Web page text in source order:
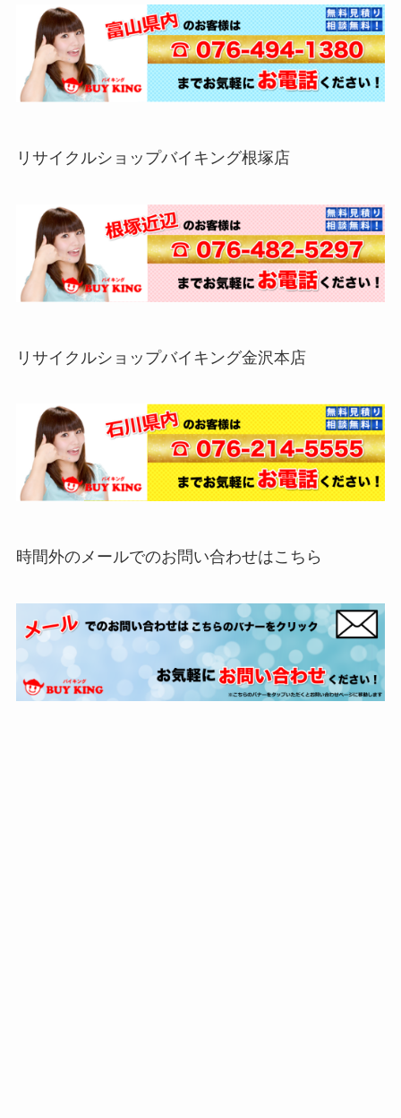
リサイクルショップバイキング根塚店
リサイクルショップバイキング金沢本店
時間外のメールでのお問い合わせはこちら